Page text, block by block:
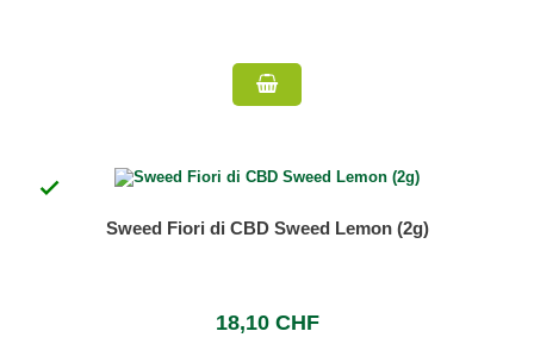

Sweed Fiori di CBD Sweed Lemon (2g)
18,10 CHF